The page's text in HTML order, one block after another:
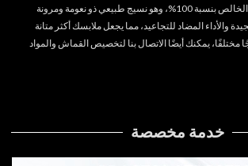
نحن نستخدم القطن الخالص بنسبة 100%، وهو نسيج طبيعي ذو نعومة ومرونة
والأداء المضاد للتجاعيد، مما يجعل ملابسك أكثر متانة
مختلفًا، يمكنك أيضًا الاتصال بنا لتخصيص القماش والمواد
خدمة مخصصة